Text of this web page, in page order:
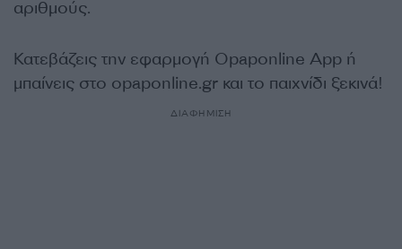
αριθμούς.
Κατεβάζεις την εφαρμογή Οpaponline App ή
μπαίνεις στο opaponline.gr και το παιχνίδι ξεκινά!
ΔΙΑΦΗΜΙΣΗ